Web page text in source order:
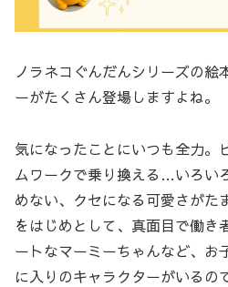
ノラネコぐんだんシリーズの絵
ーがたくさん登場しますよね。
気になったことにいつも全力。
ムワークで乗り換える…いろい
めない、クセになる可愛さがた
をはじめとして、真面目で働き
ートなマーミーちゃんなど、お
に入りのキャラクターがいるの